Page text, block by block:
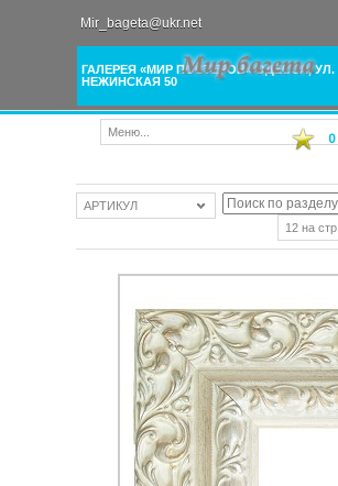
Mir_bageta@ukr.net
ГАЛЕРЕЯ «МИР ПОСТЕРОВ» ОДЕССА, УЛ.
НЕЖИНСКАЯ 50
Меню... 0
АРТИКУЛ
12 на стр.